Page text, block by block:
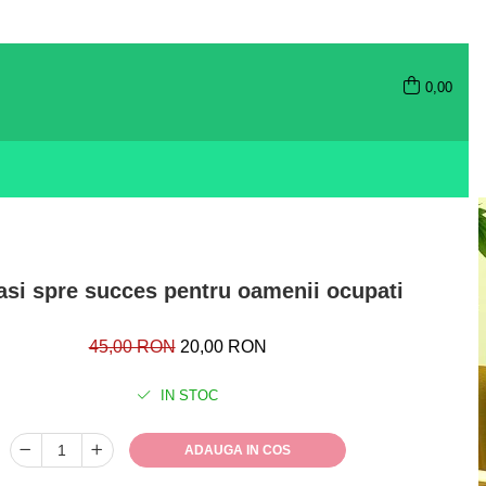
0,00
spre succes pentru oamenii ocupati
45,00 RON 20,00 RON
IN STOC
ADAUGA IN COS